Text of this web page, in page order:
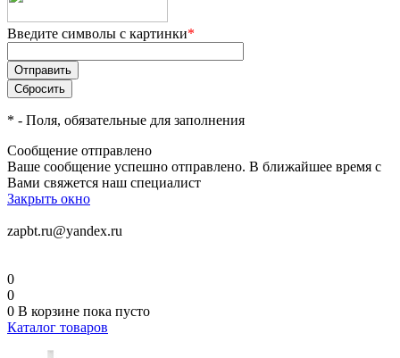
Введите символы с картинки*
* - Поля, обязательные для заполнения
Сообщение отправлено
Ваше сообщение успешно отправлено. В ближайшее время с
Вами свяжется наш специалист
Закрыть окно
zapbt.ru@yandex.ru
0
0
0 В корзине пока пусто
Каталог товаров